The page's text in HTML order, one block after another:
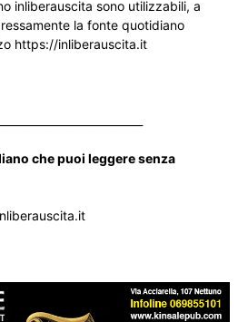
inliberauscita sono utilizzabili, a
la fonte quotidiano
https://inliberauscita.it
che puoi leggere senza